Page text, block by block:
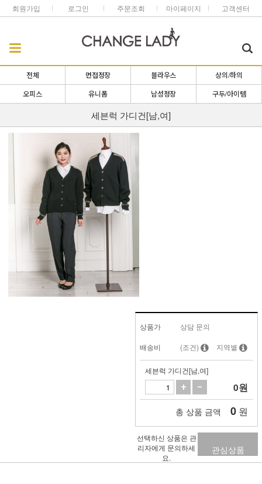
회원가입 로그인 주문조회 마이페이지 고객센터
전체 면접정장 블라우스 상의/하의
오피스 유니폼 남성정장 구두/아이템
세븐럭 가디건[남,여]
상품가 상담 문의
배송비 (조건) 지역별
세븐럭 가디건[남,여]
0원
총 상품 금액 0 원
관심상품
선택하신 상품은 관
리자에게 문의하세
요.